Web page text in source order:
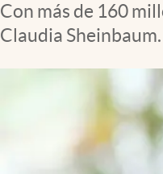
Espiritualidad
Con más de 160
Claudia Sheinbaum.